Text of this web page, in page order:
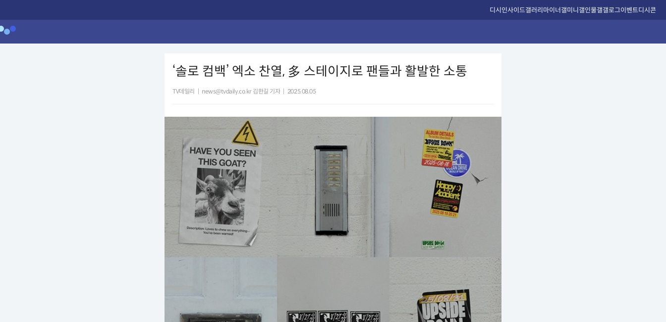
디시인사이드갤러리마이너갤미니갤인물갤갤로그이벤트디시콘
‘솔로 컴백’ 엑소 찬열, 多 스테이지로 팬들과 활발한 소통
TV데일리 news@tvdaily.co.kr 김한길 기자 2025.08.05